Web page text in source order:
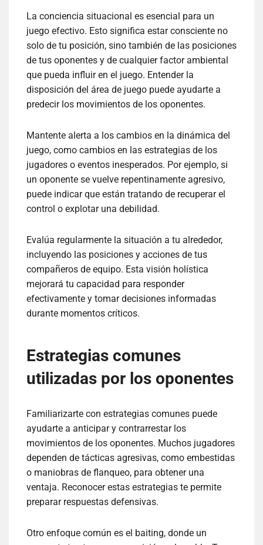
La conciencia situacional es esencial para un
juego efectivo. Esto significa estar consciente no
solo de tu posición, sino también de las posiciones
de tus oponentes y de cualquier factor ambiental
que pueda influir en el juego. Entender la
disposición del área de juego puede ayudarte a
predecir los movimientos de los oponentes.
Mantente alerta a los cambios en la dinámica del
juego, como cambios en las estrategias de los
jugadores o eventos inesperados. Por ejemplo, si
un oponente se vuelve repentinamente agresivo,
puede indicar que están tratando de recuperar el
control o explotar una debilidad.
Evalúa regularmente la situación a tu alrededor,
incluyendo las posiciones y acciones de tus
compañeros de equipo. Esta visión holística
mejorará tu capacidad para responder
efectivamente y tomar decisiones informadas
durante momentos críticos.
Estrategias comunes
utilizadas por los oponentes
Familiarizarte con estrategias comunes puede
ayudarte a anticipar y contrarrestar los
movimientos de los oponentes. Muchos jugadores
dependen de tácticas agresivas, como embestidas
o maniobras de flanqueo, para obtener una
ventaja. Reconocer estas estrategias te permite
preparar respuestas defensivas.
Otro enfoque común es el baiting, donde un